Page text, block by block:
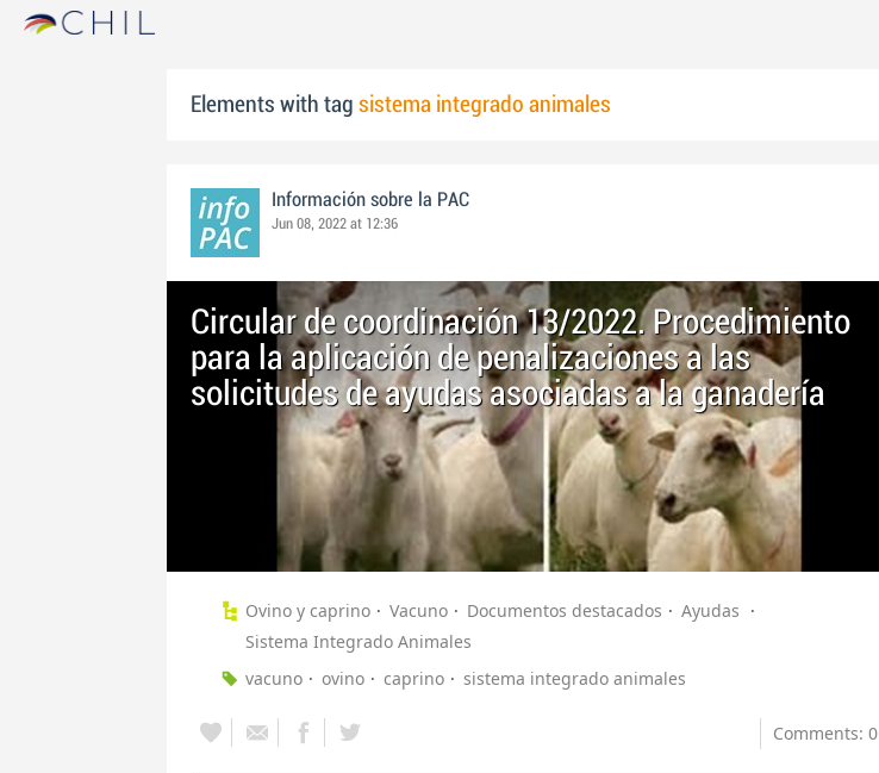
Elements with tag sistema integrado animales
Información sobre la PAC
Jun 08, 2022 at 12:36
Circular de coordinación 13/2022. Procedimiento
para la aplicación de penalizaciones a las
solicitudes de ayudas asociadas a la ganadería
Ovino y caprino Vacuno Documentos destacados
Ayudas
Sistema Integrado Animales
vacuno
ovino caprino sistema integrado animales
Comments: 0